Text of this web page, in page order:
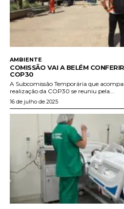
AMBIENTE
COMISSÃO VAI A BELÉM
COP30
A Subcomissão Temporária que
realização da COP30 se reuniu pela...
16 de julho de 2025